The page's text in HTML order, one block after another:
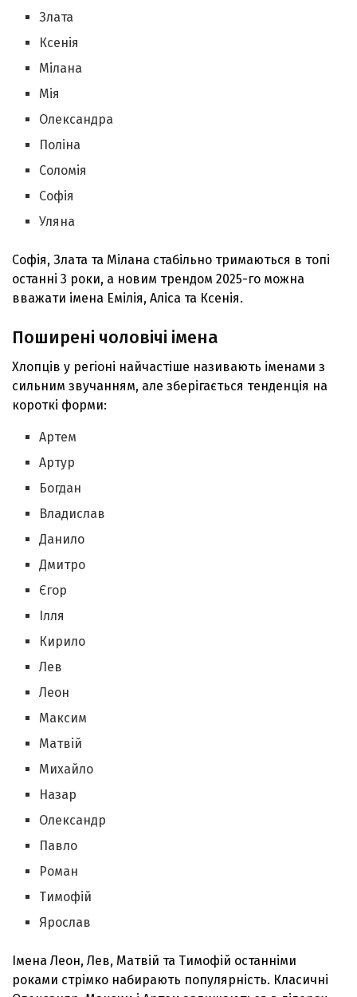
Злата
Ксенія
Мілана
Мія
Олександра
Поліна
Соломія
Софія
Уляна
Софія, Злата та Мілана стабільно тримаються в топі
останні 3 роки, а новим трендом 2025-го можна
вважати імена Емілія, Аліса та Ксенія.
Поширені чоловічі імена
Хлопців у регіоні найчастіше називають іменами з
сильним звучанням, але зберігається тенденція на
короткі форми:
Артем
Артур
Богдан
Владислав
Данило
Дмитро
Єгор
Ілля
Кирило
Лев
Леон
Максим
Матвій
Михайло
Назар
Олександр
Павло
Роман
Тимофій
Ярослав
Імена Леон, Лев, Матвій та Тимофій останніми
роками стрімко набирають популярність. Класичні